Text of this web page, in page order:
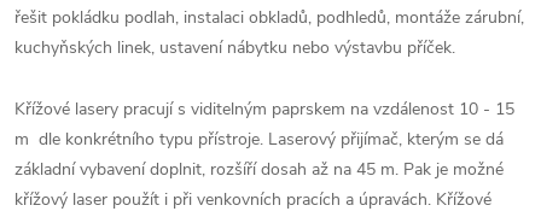
řešit pokládku podlah, instalaci obkladů, podhledů, montáže zárubní,
kuchyňských linek, ustavení nábytku nebo výstavbu příček.
Křížové lasery pracují s viditelným paprskem na vzdálenost 10 - 15
m dle konkrétního typu přístroje. Laserový přijímač, kterým se dá
základní vybavení doplnit, rozšíří dosah až na 45 m. Pak je možné
křížový laser použít i při venkovních pracích a úpravách. Křížové